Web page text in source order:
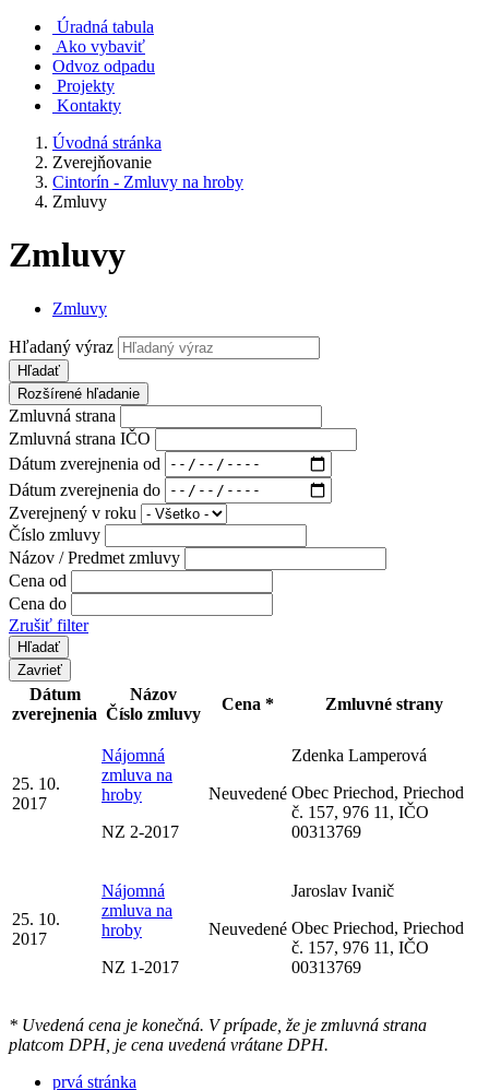
Úradná tabula
Ako vybaviť
Odvoz odpadu
Projekty
Kontakty
Úvodná stránka
Zverejňovanie
Cintorín - Zmluvy na hroby
Zmluvy
Zmluvy
Zmluvy
Hľadaný výraz
Hľadať
Rozšírené hľadanie
Zmluvná strana
Zmluvná strana IČO
Dátum zverejnenia od
Dátum zverejnenia do
Zverejnený v roku
Číslo zmluvy
Názov / Predmet zmluvy
Cena od
Cena do
Zrušiť filter
Zavrieť
Dátum
zverejnenia
Názov
Číslo zmluvy
Cena * Zmluvné strany
25. 10.
2017
Nájomná
zmluva na
hroby
NZ 2-2017
Neuvedené
Zdenka Lamperová
Obec Priechod, Priechod
č. 157, 976 11, IČO
00313769
25. 10.
2017
Nájomná
zmluva na
hroby
NZ 1-2017
Neuvedené
Jaroslav Ivanič
Obec Priechod, Priechod
č. 157, 976 11, IČO
00313769
* Uvedená cena je konečná. V prípade, že je zmluvná strana
platcom DPH, je cena uvedená vrátane DPH.
prvá stránka